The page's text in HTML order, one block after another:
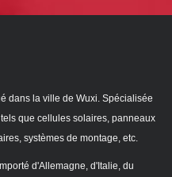
dans la ville de Wuxi. Spécialisée
que cellules solaires, panneaux
systèmes de montage, etc.
d'Allemagne, d'Italie, du